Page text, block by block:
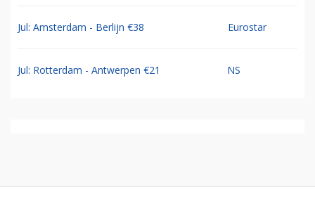
Jul: Amsterdam - Berlijn €38 Eurostar
Jul: Rotterdam - Antwerpen €21 NS